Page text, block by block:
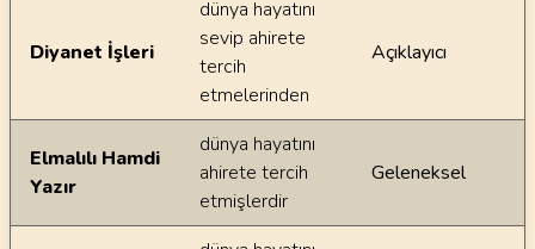
Diyanet İşleri
dünya hayatını
sevip ahirete
tercih
etmelerinden
Açıklayıcı
Elmalılı Hamdi
Yazır
dünya hayatını
ahirete tercih
etmişlerdir
Geleneksel